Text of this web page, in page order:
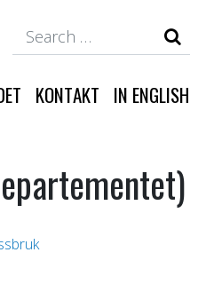
KONTAKT IN ENGLISH